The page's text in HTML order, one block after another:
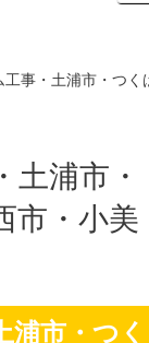
事・土浦市・つく
土浦市・
市・小美
浦市・つく